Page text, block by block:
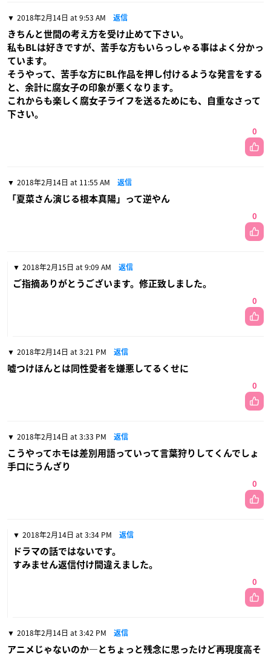
2018年2月14日 at 9:53 AM 返信
きちんと世間の考え方を受け止めて下さい。
私もBLは好きですが、苦手な方もいらっしゃる事はよく分かっ
ています。
そうやって、苦手な方にBL作品を押し付けるような発言をする
と、余計に腐女子の印象が悪くなります。
これからも楽しく腐女子ライフを送るためにも、自重なさって
下さい。
0
2018年2月14日 at 11:55 AM 返信
「夏菜さん演じる根本真陽」って逆やん
0
2018年2月15日 at 9:09 AM 返信
ご指摘ありがとうございます。修正致しました。
0
2018年2月14日 at 3:21 PM 返信
嘘つけほんとは同性愛者を嫌悪してるくせに
0
2018年2月14日 at 3:33 PM 返信
こうやってホモは差別用語っていって言葉狩りしてくんでしょ
手口にうんざり
0
2018年2月14日 at 3:34 PM 返信
ドラマの話ではないです。
すみません返信付け間違えました。
0
2018年2月14日 at 3:42 PM 返信
アニメじゃないのか―とちょっと残念に思ったけど再現度高そ